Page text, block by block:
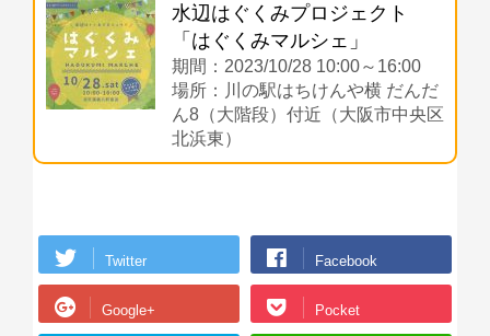
水辺はぐくみプロジェクト
「はぐくみマルシェ」
期間：2023/10/28 10:00～16:00
場所：川の駅はちけんや横 だんだ
ん8（大階段）付近（大阪市中央区
北浜東）
Twitter Facebook
Google+ Pocket